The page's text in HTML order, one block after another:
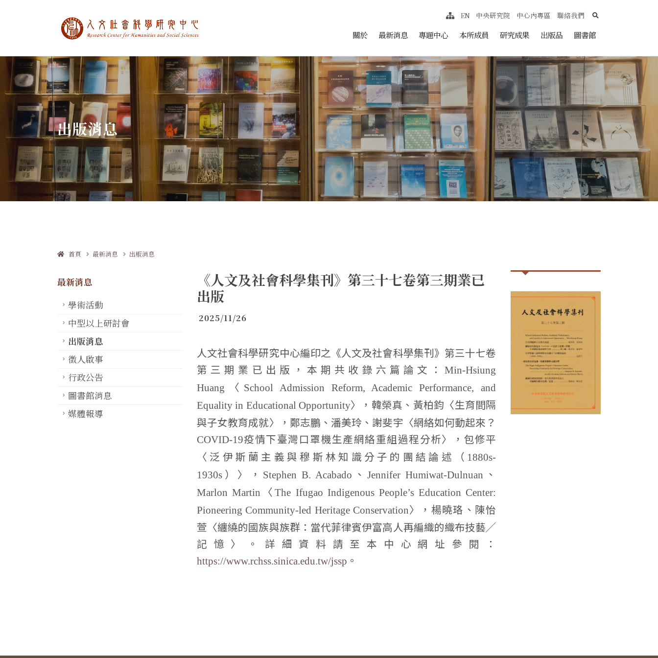
中央研究院人文社會科學研究中心 跳至中央區塊/Main Content
關於 最新消息 專題中心 本所成員 研究成果 出版品 圖書館
網站導覽
EN 中央研究院 中心內專區 聯絡我們 search
出版消息
首頁 最新消息 出版消息
最新消息
學術活動
中型以上研討會
出版消息
徵人啟事
行政公告
圖書館消息
媒體報導
《人文及社會科學集刊》第三十七卷第三期業已
出版
2025/11/26
人文社會科學研究中心編印之《人文及社會科學集刊》第三十七卷
第三期業已出版，本期共收錄六篇論文：Min-Hsiung
Huang
〈 School Admission Reform, Academic Performance, and
Equality in Educational Opportunity〉，韓榮真、黃柏鈞〈生育間隔
與子女教育成就〉，鄭志鵬、潘美玲、謝斐宇〈網絡如何動起來？
COVID-19疫情下臺灣口罩機生產網絡重組過程分析〉，包修平
〈泛伊斯蘭主義與穆斯林知識分子的團結論述（ 1880s-
1930s ）〉， Stephen B. Acabado 、Jennifer Humiwat-Dulnuan 、
Marlon Martin 〈The Ifugao Indigenous People’s Education Center:
Pioneering Community-led Heritage Conservation〉，楊曉珞、陳怡
萱〈纏繞的國族與族群：當代菲律賓伊富高人再編織的織布技藝╱
記憶〉。詳細資料請至本中心網址參閱：
https://www.rchss.sinica.edu.tw/jssp 。